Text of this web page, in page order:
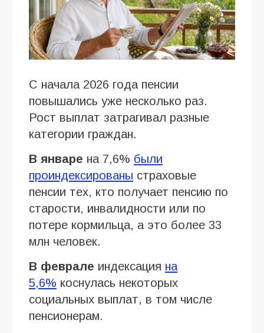
С начала 2026 года пенсии
повышались уже несколько раз.
Рост выплат затрагивал разные
категории граждан.
В январе на 7,6% были
проиндексированы страховые
пенсии тех, кто получает пенсию по
старости, инвалидности или по
потере кормильца, а это более 33
млн человек.
В феврале индексация на
5,6% коснулась некоторых
социальных выплат, в том числе
пенсионерам.